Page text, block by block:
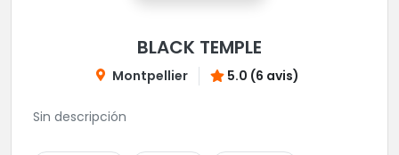
BLACK TEMPLE
Montpellier 5.0 (6 avis)
Sin descripción